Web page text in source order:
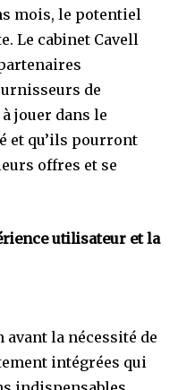
mois, le potentiel
Le cabinet Cavell
de
jouer dans le
et qu’ils pourront
offres et se
utilisateur et la
avant la nécessité de
intégrées qui